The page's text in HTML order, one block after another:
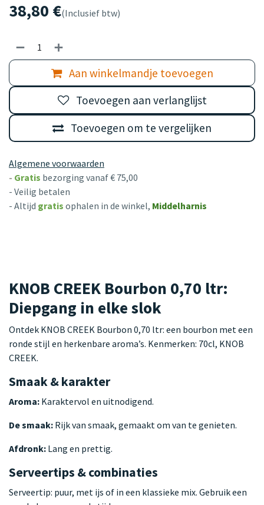
38,80 €(Inclusief btw)
Aan winkelmandje toevoegen
Toevoegen om te vergelijken
Toevoegen aan verlanglijst
Algemene voorwaarden
- Gratis bezorging vanaf € 75,00
- Veilig betalen
- Altijd gratis ophalen in de winkel, Middelharnis
KNOB CREEK Bourbon 0,70 ltr:
Diepgang in elke slok
Ontdek KNOB CREEK Bourbon 0,70 ltr: een bourbon met een
ronde stijl en herkenbare aroma’s. Kenmerken: 70cl, KNOB
CREEK.
Smaak & karakter
Aroma: Karaktervol en uitnodigend.
De smaak: Rijk van smaak, gemaakt om van te genieten.
Afdronk: Lang en prettig.
Serveertips & combinaties
Serveertip: puur, met ijs of in een klassieke mix. Gebruik een